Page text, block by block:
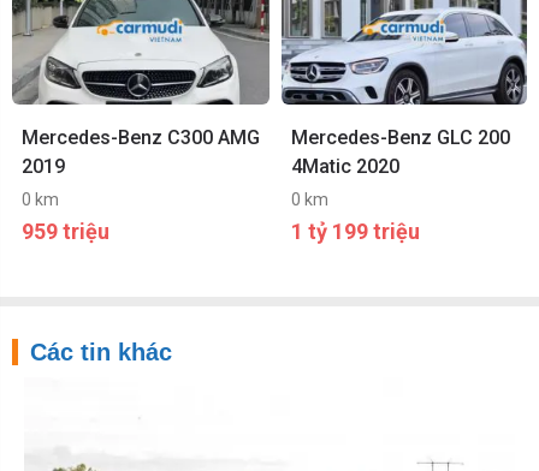
Mercedes-Benz C300 AMG
2019
0 km
959 triệu
Mercedes-Benz GLC 200
4Matic 2020
0 km
1 tỷ 199 triệu
Các tin khác